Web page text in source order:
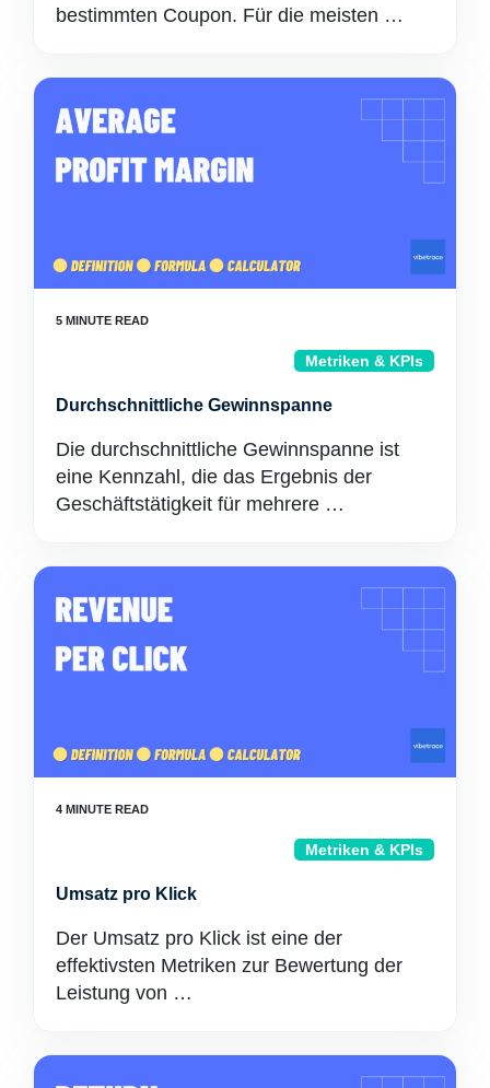
bestimmten Coupon. Für die meisten …
Metriken & KPIs
Durchschnittliche Gewinnspanne
Die durchschnittliche Gewinnspanne ist
eine Kennzahl, die das Ergebnis der
Geschäftstätigkeit für mehrere …
Metriken & KPIs
Umsatz pro Klick
Der Umsatz pro Klick ist eine der
effektivsten Metriken zur Bewertung der
Leistung von …